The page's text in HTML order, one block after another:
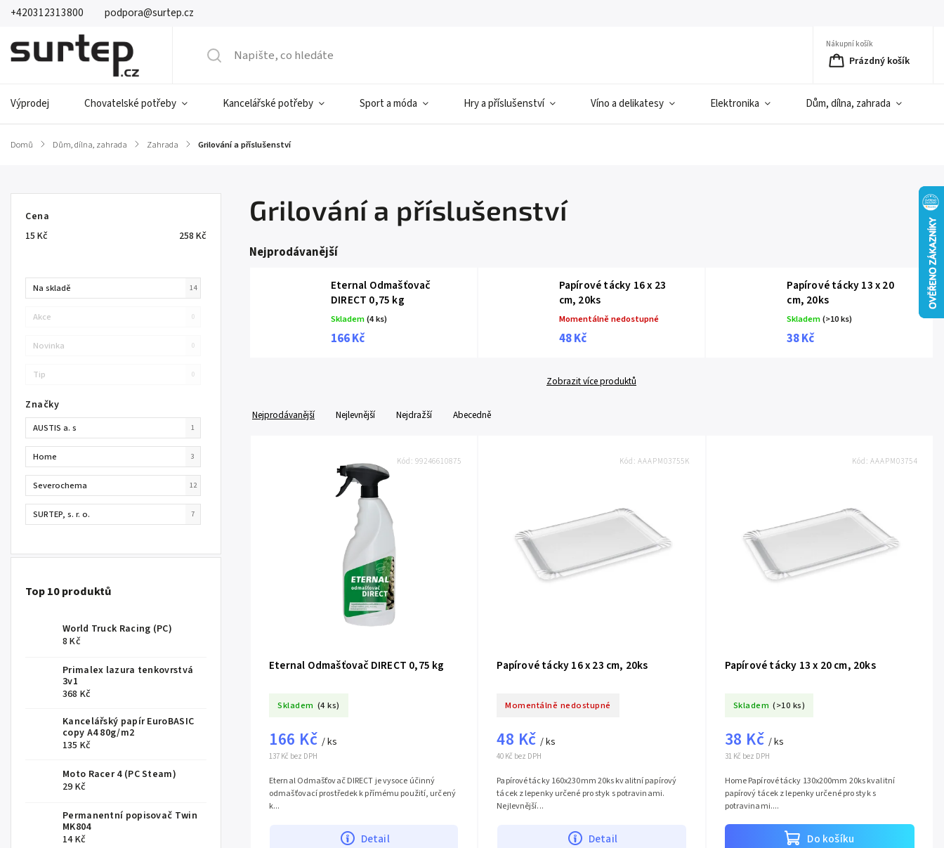
+420312313800 podpora@surtep.cz
Nákupní košík
Prázdný košík
Výprodej Chovatelské potřeby Kancelářské potřeby Sport a móda Hry a příslušenství Víno a delikatesy Elektronika Dům, dílna, zahrada
Domů / Dům, dílna, zahrada / Zahrada / Grilování a příslušenství
Cena
15 Kč 258 Kč
Na skladě 14
Akce 0
Novinka 0
Tip 0
Značky
AUSTIS a. s 1
Home 3
Severochema 12
SURTEP, s. r. o. 7
Top 10 produktů
World Truck Racing (PC)
8 Kč
Primalex lazura tenkovrstvá
3v1
368 Kč
Kancelářský papír EuroBASIC
copy A4 80g/m2
135 Kč
Moto Racer 4 (PC Steam)
29 Kč
Permanentní popisovač Twin
MK804
14 Kč
Grilování a příslušenství
Nejprodávanější
Eternal Odmašťovač
DIRECT 0,75 kg
Skladem(4 ks)
166 Kč
Papírové tácky 16 x 23
cm, 20ks
Momentálně nedostupné
48 Kč
Papírové tácky 13 x 20
cm, 20ks
Skladem(>10 ks)
38 Kč
Zobrazit více produktů
Nejprodávanější Nejlevnější Nejdražší Abecedně
Eternal Odmašťovač DIRECT 0,75 kg
Skladem (4 ks)
137 Kč bez DPH
166 Kč / ks
Detail
Eternal Odmašťovač DIRECT je vysoce účinný
odmašťovací prostředek k přímému použití, určený
k...
Kód:99246610875
Papírové tácky 16 x 23 cm, 20ks
Momentálně nedostupné
40 Kč bez DPH
48 Kč/ ks
Detail
Papírové tácky 160x230mm 20ks kvalitní papírový
tácek z lepenky určené pro styk s potravinami.
Nejlevnější...
Kód: AAAPM03755K
Papírové tácky 13 x 20 cm, 20ks
Skladem (>10 ks)
31 Kč bez DPH
38 Kč / ks
Do košíku
Home Papírové tácky 130x200mm 20ks kvalitní
papírový tácek z lepenky určené pro styk s
potravinami....
Kód: AAAPM03754